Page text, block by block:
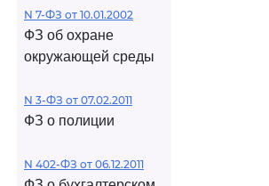
N 7-ФЗ от 10.01.2002
ФЗ об охране
окружающей среды
N 3-ФЗ от 07.02.2011
ФЗ о полиции
N 402-ФЗ от 06.12.2011